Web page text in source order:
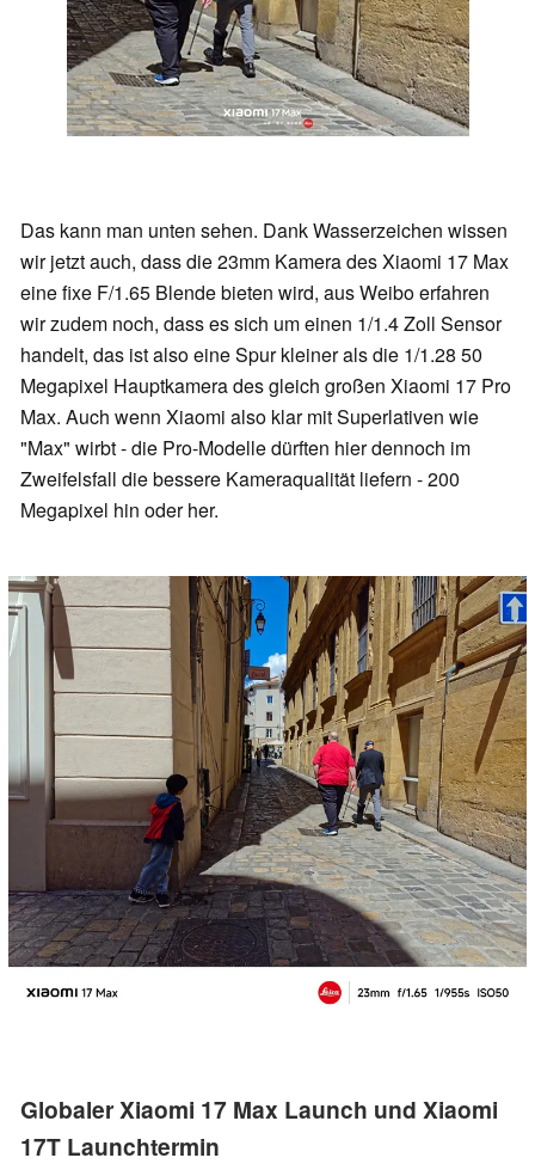
Das kann man unten sehen. Dank Wasserzeichen wissen
wir jetzt auch, dass die 23mm Kamera des Xiaomi 17 Max
eine fixe F/1.65 Blende bieten wird, aus Weibo erfahren
wir zudem noch, dass es sich um einen 1/1.4 Zoll Sensor
handelt, das ist also eine Spur kleiner als die 1/1.28 50
Megapixel Hauptkamera des gleich großen Xiaomi 17 Pro
Max. Auch wenn Xiaomi also klar mit Superlativen wie
"Max" wirbt - die Pro-Modelle dürften hier dennoch im
Zweifelsfall die bessere Kameraqualität liefern - 200
Megapixel hin oder her.
Globaler Xiaomi 17 Max Launch und Xiaomi
17T Launchtermin